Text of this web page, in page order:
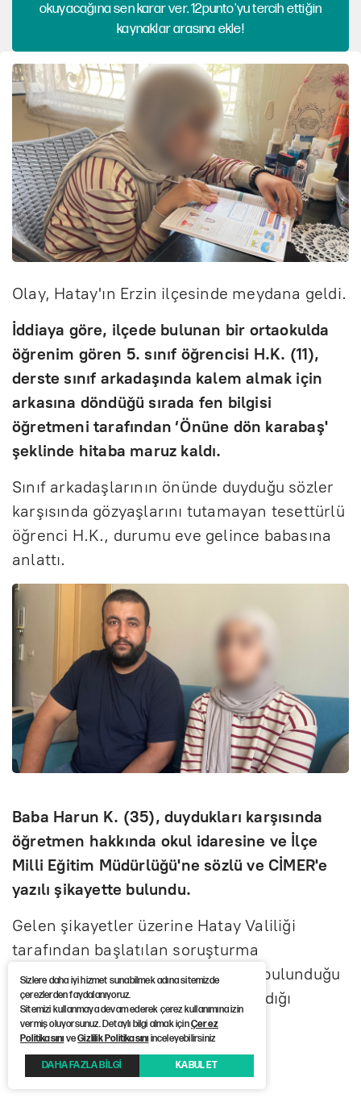
okuyacağına sen karar ver. 12punto'yu tercih ettiğin
kaynaklar arasına ekle!
Olay, Hatay'ın Erzin ilçesinde meydana geldi.
İddiaya göre, ilçede bulunan bir ortaokulda
öğrenim gören 5. sınıf öğrencisi H.K. (11),
derste sınıf arkadaşında kalem almak için
arkasına döndüğü sırada fen bilgisi
öğretmeni tarafından ‘Önüne dön karabaş'
şeklinde hitaba maruz kaldı.
Sınıf arkadaşlarının önünde duyduğu sözler
karşısında gözyaşlarını tutamayan tesettürlü
öğrenci H.K., durumu eve gelince babasına
anlattı.
Baba Harun K. (35), duydukları karşısında
öğretmen hakkında okul idaresine ve İlçe
Milli Eğitim Müdürlüğü'ne sözlü ve CİMER'e
yazılı şikayette bulundu.
Gelen şikayetler üzerine Hatay Valiliği
tarafından başlatılan soruşturma
kapsamında ‘Karabaş’ ifadesinde bulunduğu
iddia edilen öğretmenin açığa alındığı
öğrenildi.
Haber Kaynağı :İHA
Sizlere daha iyi hizmet sunabilmek adına sitemizde
çerezlerden faydalanıyoruz.
Sitemizi kullanmaya devam ederek çerez kullanımına izin
vermiş oluyorsunuz. Detaylı bilgi almak içinÇerez
PolitikasınıveGizlilik Politikasınıinceleyebilirsiniz
DAHA FAZLA BİLGİ KABUL ET